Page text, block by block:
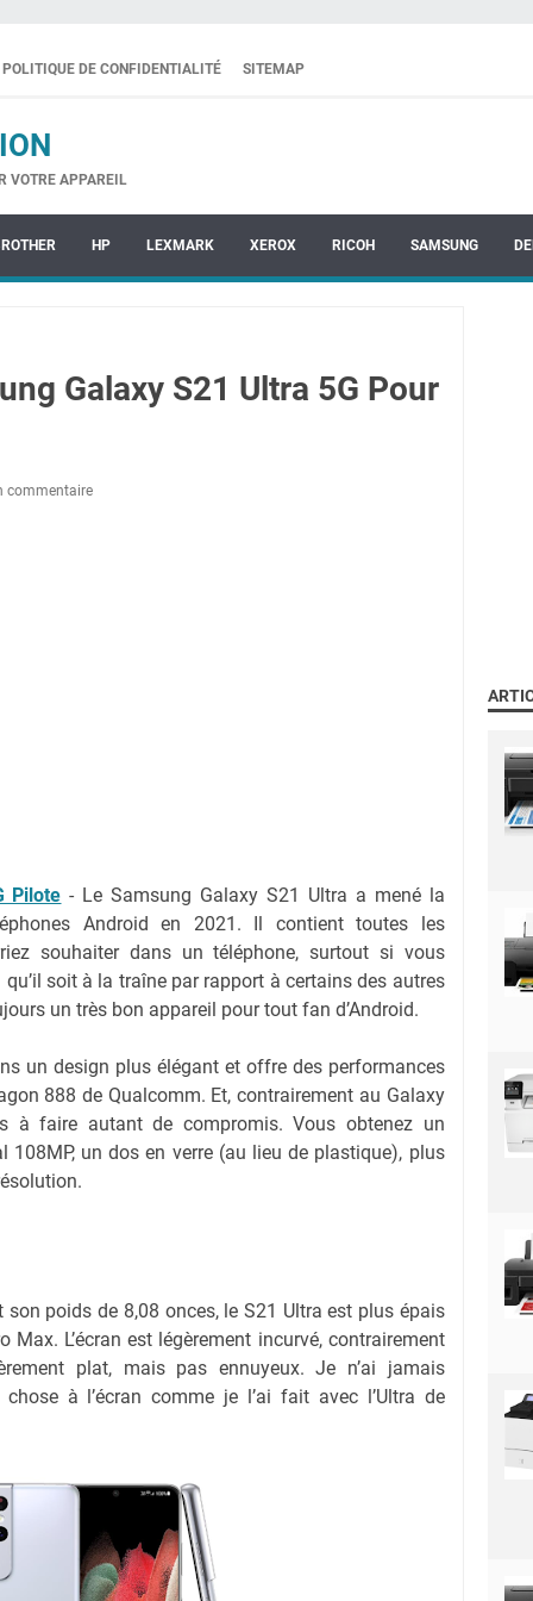
POLITIQUE DE CONFIDENTIALITÉ SITEMAP
VOTRE APPAREIL
HP LEXMARK XEROX RICOH SAMSUNG
Galaxy S21 Ultra 5G Pour
commentaire
Pilote - Le Samsung Galaxy S21 Ultra a mené la
Android en 2021. Il contient toutes les
souhaiter dans un téléphone, surtout si vous
soit à la traîne par rapport à certains des autres
un très bon appareil pour tout fan d’Android.
un design plus élégant et offre des performances
888 de Qualcomm. Et, contrairement au Galaxy
à faire autant de compromis. Vous obtenez un
un dos en verre (au lieu de plastique), plus
poids de 8,08 onces, le S21 Ultra est plus épais
Max. L’écran est légèrement incurvé, contrairement
plat, mais pas ennuyeux. Je n’ai jamais
à l’écran comme je l’ai fait avec l’Ultra de